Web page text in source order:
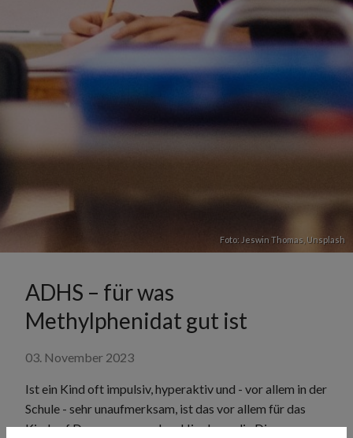
Foto: Jeswin Thomas Unsplash
ADHS – für was
Methylphenidat gut ist
03. November 2023
Ist ein Kind oft impulsiv, hyperaktiv und - vor allem in der
Schule - sehr unaufmerksam, ist das vor allem für das
Kind auf Dauer unangenehm. Hier kann die Diagnose